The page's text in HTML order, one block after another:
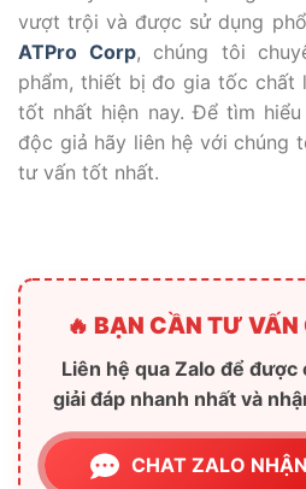
vượt trội và được sử dụng
ATPro Corp, chúng tôi
phẩm, thiết bị đo gia tốc chất
tốt nhất hiện nay. Để tìm
độc giả hãy liên hệ với chúng
tư vấn tốt nhất.
🔥 BẠN CẦN TƯ
Liên hệ qua Zalo để
giải đáp nhanh nhất và
CHAT ZALO